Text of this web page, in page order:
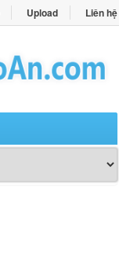
Upload Liên hệ